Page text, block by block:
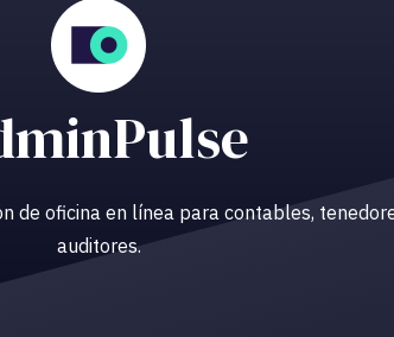
de oficina en línea para contables,
auditores.